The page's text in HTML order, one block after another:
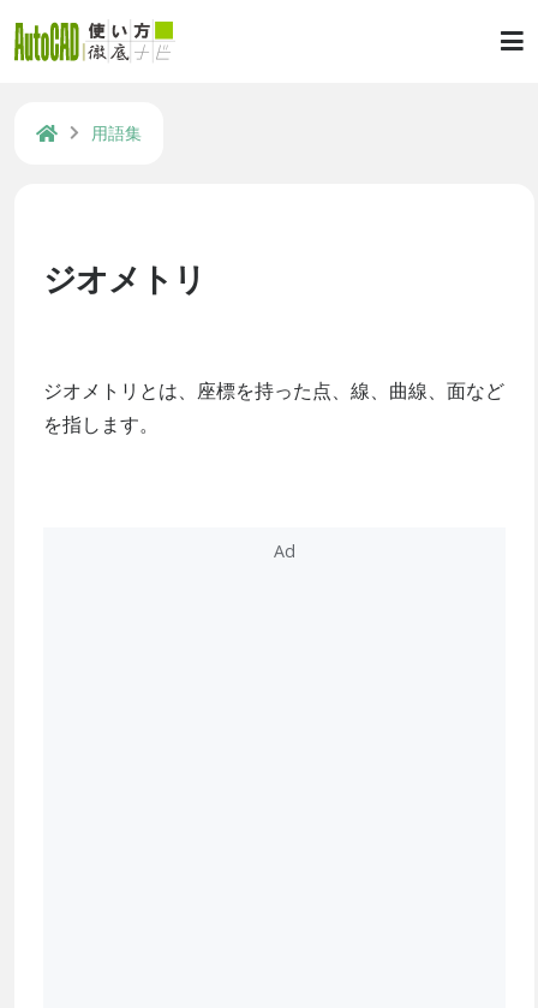
用語集
ジオメトリ
ジオメトリとは、座標を持った点、線、曲線、面など
を指します。